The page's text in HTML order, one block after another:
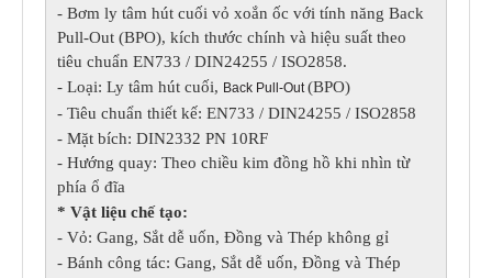
- Bơm ly tâm hút cuối vỏ xoắn ốc với tính năng Back
Pull-Out (BPO), kích thước chính và hiệu suất theo
tiêu chuẩn EN733 / DIN24255 / ISO2858.
- Loại: Ly tâm hút cuối, Back Pull-Out(BPO)
- Tiêu chuẩn thiết kế: EN733 / DIN24255 / ISO2858
- Mặt bích: DIN2332 PN 10RF
- Hướng quay: Theo chiều kim đồng hồ khi nhìn từ
phía ổ đĩa
* Vật liệu chế tạo:
- Vỏ: Gang, Sắt dễ uốn, Đồng và Thép không gỉ
- Bánh công tác: Gang, Sắt dễ uốn, Đồng và Thép